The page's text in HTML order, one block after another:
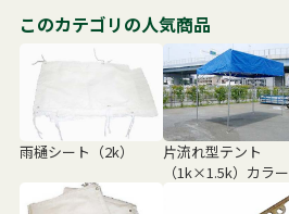
このカテゴリの人気商品
雨樋シート（2k）
片流れ型テント
（1k×1.5k）カラー